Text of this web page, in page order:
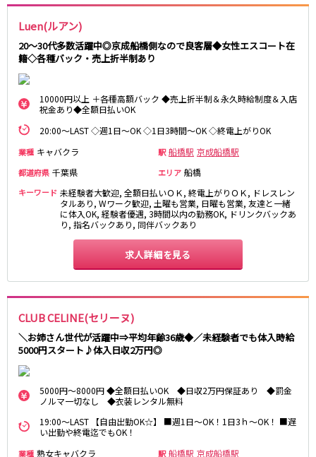
Luen(ルアン)
20～30代多数活躍中◎京成船橋側なので良客層◆女性エスコート在
籍◇各種バック・売上折半制あり
10000円以上 ＋各種高額バック ◆売上折半制＆永久時給制度＆入店
祝金あり◆全額日払いOK
20:00～LAST ◇週1日～OK ◇1日3時間～OK ◇終電上がりOK
業種 キャバクラ 駅 船橋駅 京成船橋駅
都道府県 千葉県 エリア 船橋
キーワード 未経験者大歓迎, 全額日払いＯＫ, 終電上がりＯＫ, ドレスレン
タルあり, Wワーク歓迎, 土曜も営業, 日曜も営業, 友達と一緒
に体入OK, 経験者優遇, 3時間以内の勤務OK, ドリンクバックあ
り, 指名バックあり, 同伴バックあり
求人詳細を見る
CLUB CELINE(セリーヌ)
＼お姉さん世代が活躍中⇒平均年齢36歳◆／未経験者でも体入時給
5000円スタート♪体入日収2万円◎
5000円～8000円 ◆全額日払いOK ◆日収2万円保証あり ◆罰金
ノルマ一切なし ◆衣装レンタル無料
19:00～LAST 【自由出勤OK☆】 ■週1日～OK！1日3ｈ～OK！ ■遅
い出勤や終電迄でもOK！
業種 熟女キャバクラ 駅 船橋駅 京成船橋駅
該当求人 0件 選択した内容で設定
蕨駅
南浦和駅
浦和駅
川口駅
日暮里駅
品川駅
北浦和駅
大森駅
東十条駅
鶴見駅
西日暮里駅
さいたま新都心駅
新橋駅
五反田駅
浅草駅
浅草橋駅
東京メトロ銀座線
銀座駅
上野駅
上野広小路駅
赤坂見附駅
田原町駅
末広町駅
表参道駅
外苑前駅
西武新宿線
本川越駅
所沢駅
久米川駅
新所沢駅